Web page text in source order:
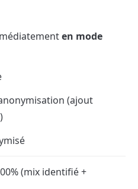
en mode
(ajout
(mix identifié +